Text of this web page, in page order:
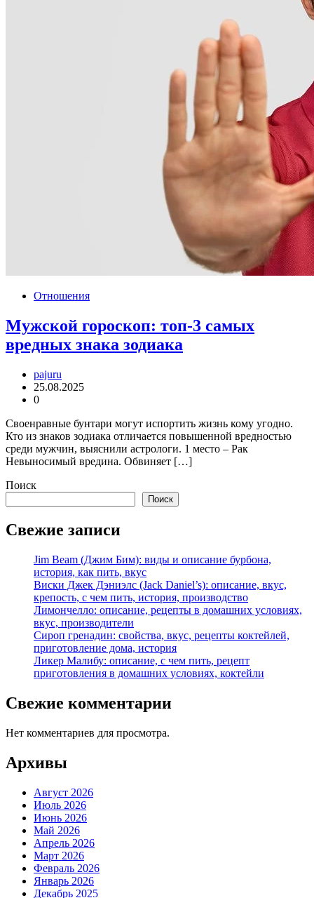
Отношения
Мужской гороскоп: топ-3 самых
вредных знака зодиака
pajuru
25.08.2025
0
Своенравные бунтари могут испортить жизнь кому угодно.
Кто из знаков зодиака отличается повышенной вредностью
среди мужчин, выяснили астрологи. 1 место – Рак
Невыносимый вредина. Обвиняет […]
Поиск
Поиск
Свежие записи
Jim Beam (Джим Бим): виды и описание бурбона,
история, как пить, вкус
Виски Джек Дэниэлс (Jack Daniel’s): описание, вкус,
крепость, с чем пить, история, производство
Лимончелло: описание, рецепты в домашних условиях,
вкус, производители
Сироп гренадин: свойства, вкус, рецепты коктейлей,
приготовление дома, история
Ликер Малибу: описание, с чем пить, рецепт
приготовления в домашних условиях, коктейли
Свежие комментарии
Нет комментариев для просмотра.
Архивы
Август 2026
Июль 2026
Июнь 2026
Май 2026
Апрель 2026
Март 2026
Февраль 2026
Январь 2026
Декабрь 2025